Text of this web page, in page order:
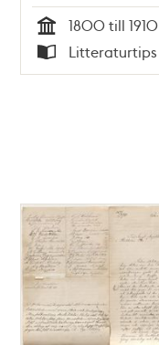
Tid
1800 till 1910
Typ
Litteraturtips